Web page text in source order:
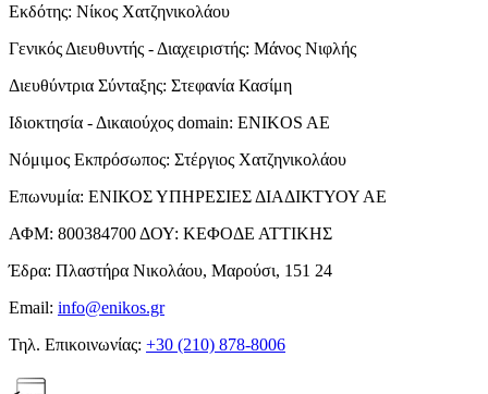
Εκδότης: Νίκος Χατζηνικολάου
Γενικός Διευθυντής - Διαχειριστής: Μάνος Νιφλής
Διευθύντρια Σύνταξης: Στεφανία Κασίμη
Ιδιοκτησία - Δικαιούχος domain: ENIKOS AE
Νόμιμος Εκπρόσωπος: Στέργιος Χατζηνικολάου
Επωνυμία: ΕΝΙΚΟΣ ΥΠΗΡΕΣΙΕΣ ΔΙΑΔΙΚΤΥΟΥ ΑΕ
ΑΦΜ: 800384700 ΔΟΥ: ΚΕΦΟΔΕ ΑΤΤΙΚΗΣ
Έδρα: Πλαστήρα Νικολάου, Μαρούσι, 151 24
Email: info@enikos.gr
Τηλ. Επικοινωνίας: +30 (210) 878-8006